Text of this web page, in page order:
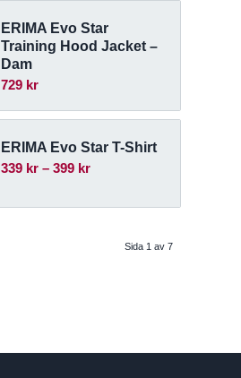
ERIMA Evo Star
Training Hood Jacket –
Dam
729 kr
ERIMA Evo Star T-Shirt
339 kr – 399 krPrisintervall:
till
Sida 1 av 7